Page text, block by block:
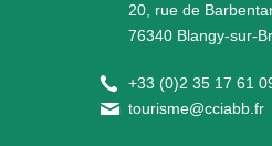
20, rue de
76340 Blangy-sur-
+33 (0)2 35 17 61
tourisme@cciabb.fr